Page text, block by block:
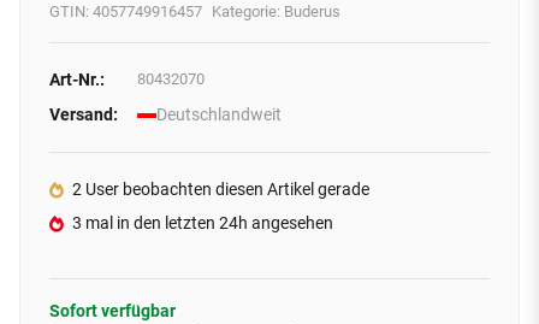
GTIN: 4057749916457 Kategorie: Buderus
Art-Nr.: 80432070
Versand: Deutschlandweit
2 User beobachten diesen Artikel gerade
3 mal in den letzten 24h angesehen
Sofort verfügbar